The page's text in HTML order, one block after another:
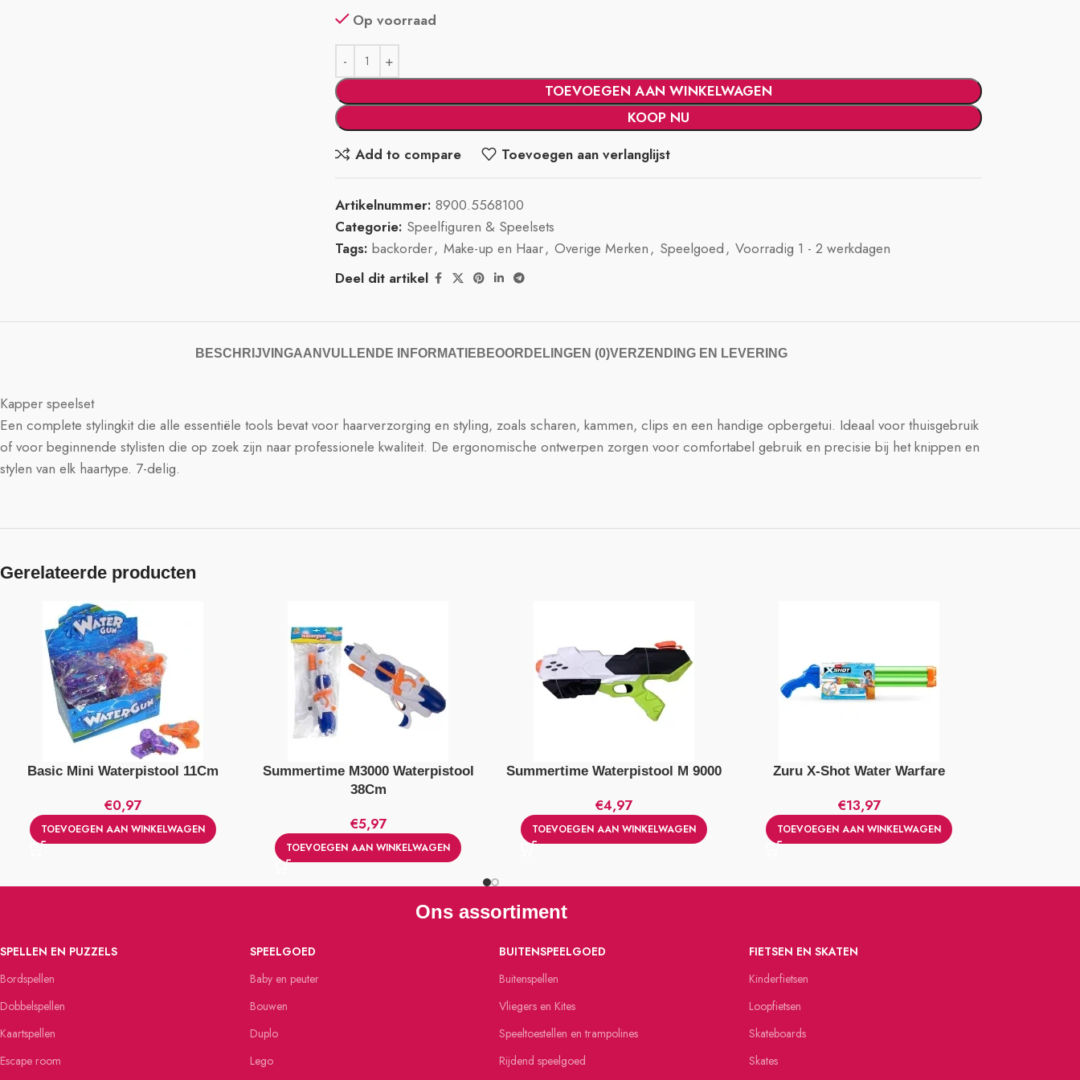
Op voorraad
TOEVOEGEN AAN WINKELWAGEN
KOOP NU
Add to compare
Toevoegen aan verlanglijst
Artikelnummer:8900.5568100
Categorie: Speelfiguren & Speelsets
Tags: backorder, Make-up en Haar, Overige Merken, Speelgoed, Voorradig 1 - 2 werkdagen
Deel dit artikel
BESCHRIJVINGAANVULLENDE INFORMATIE BEOORDELINGEN (0)VERZENDING EN LEVERING
Kapper speelset
Een complete stylingkit die alle essentiële tools bevat voor haarverzorging en styling, zoals scharen, kammen, clips en een handige opbergetui. Ideaal voor thuisgebruik
of voor beginnende stylisten die op zoek zijn naar professionele kwaliteit. De ergonomische ontwerpen zorgen voor comfortabel gebruik en precisie bij het knippen en
stylen van elk haartype. 7-delig.
Gerelateerde producten
Basic Mini Waterpistool 11Cm
€0,97
TOEVOEGEN AAN WINKELWAGEN
Summertime M3000 Waterpistool
38Cm
€5,97
TOEVOEGEN AAN WINKELWAGEN
Summertime Waterpistool M 9000
€4,97
TOEVOEGEN AAN WINKELWAGEN
Zuru X-Shot Water Warfare
€13,97
TOEVOEGEN AAN WINKELWAGEN
Ons assortiment
SPELLEN EN PUZZELS
Bordspellen
Dobbelspellen
Kaartspellen
Escape room
SPEELGOED
Baby en peuter
Bouwen
Duplo
Lego
BUITENSPEELGOED
Buitenspellen
Vliegers en Kites
Speeltoestellen en trampolines
Rijdend speelgoed
FIETSEN EN SKATEN
Kinderfietsen
Loopfietsen
Skateboards
Skates